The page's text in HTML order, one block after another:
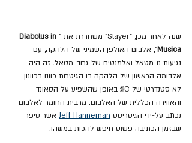
שנה לאחר מכן, "Slayer" משחררת את "
Diabolus in
Musica", אלבום האולפן השמיני של הלהקה, עם
נגיעות נו-מטאל ואלמנטים של גרוב-מטאל. זה היה
אלבומה הראשון של הלהקה בו הגיטרות כוונו בכוונון
לא סטנדרטי של C♯ באופן שהשפיע על הסאונד
והאווירה הכללית של האלבום. מרבית החומר לאלבום
נכתב על-ידי הגיטריסט Jeff Hanneman אשר סיפר
שבזמן הכתיבה פשוט חיפש להכות במשהו.